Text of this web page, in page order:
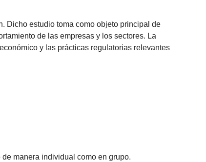
Dicho estudio toma como objeto principal de
de las empresas y los sectores. La
y las prácticas regulatorias relevantes
manera individual como en grupo.